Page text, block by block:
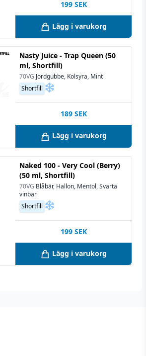
på din nikotinvätska bör
och alla nikotinvaror
barn och husdjur.
innan
och/eller akutmottagning
att ditt barn fått i sig nikotin,
biverkningar som är
vänligen uppsök
förpackningen samt
nikotin har en hållbarhet på
förpackning och minst
förpackning – vid
solljus mellan 5-25 °C på en
199 SEK
Lägg i varukorg
Nasty Juice - Trap Queen (50
ml, Shortfill)
70VG Jordgubbe, Kolsyra, Mint
Shortfill
189 SEK
Lägg i varukorg
Naked 100 - Very Cool (Berry)
(50 ml, Shortfill)
70VG Blåbär, Hallon, Mentol, Svarta
vinbär
Shortfill
199 SEK
Lägg i varukorg